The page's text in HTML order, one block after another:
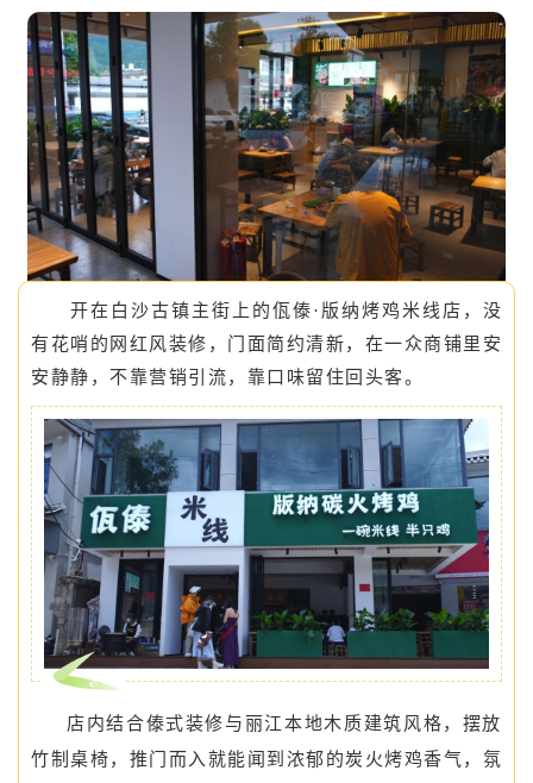
开在白沙古镇主街上的佤傣·版纳烤鸡米线店 ，没
有花哨的 网红风 装修，门面简约清新，在一众商铺里安
安静静，不靠营销引流，靠口味留住回头客。
店内结合傣式装修与丽江本地木质建筑风格，摆放
竹制桌椅，推门而入就能闻到浓郁的炭火烤鸡香气，氛